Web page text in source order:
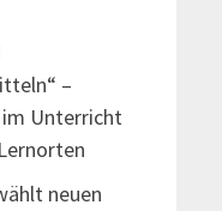
–
Unterricht
neuen